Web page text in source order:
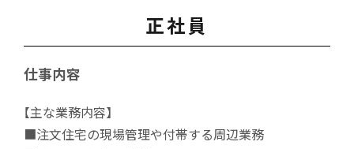
正社員
仕事内容
【主な業務内容】
■注文住宅の現場管理や付帯する周辺業務